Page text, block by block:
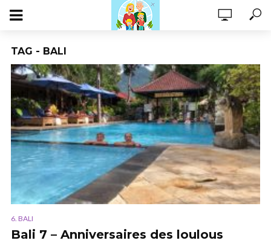
TAG - BALI
6. BALI
Bali 7 – Anniversaires des loulous